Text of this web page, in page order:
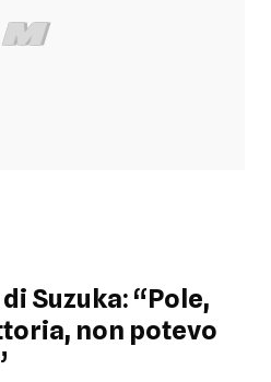
Suzuka: “Pole,
non potevo